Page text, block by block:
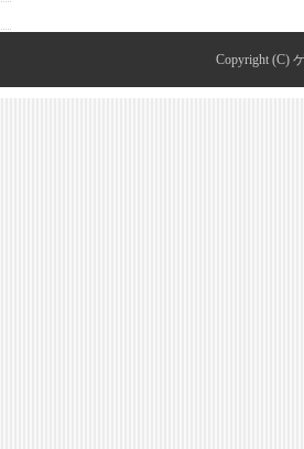
Copyright (C)